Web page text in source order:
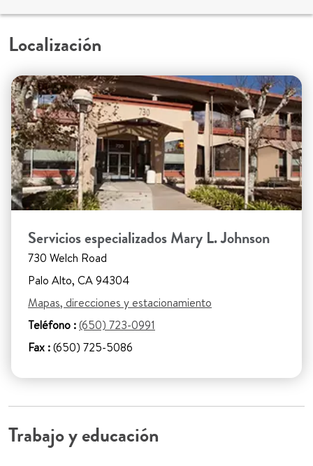
Localización
Servicios especializados Mary L. Johnson
730 Welch Road
Palo Alto, CA 94304
Mapas, direcciones y estacionamiento
Teléfono :(650) 723-0991
Fax :(650) 725-5086
Trabajo y educación